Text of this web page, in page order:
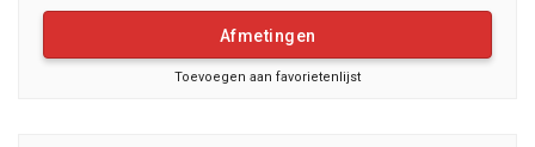
Afmetingen
Toevoegen aan favorietenlijst